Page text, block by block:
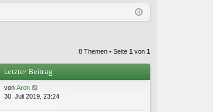
ist
8 Themen • Seite 1 von 1
Letzter Beitrag
von Aron
30. Juli 2019, 23:24